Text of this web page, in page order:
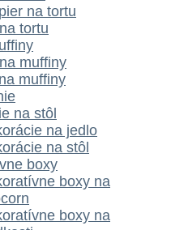
na tortu
tortu
muffiny
muffiny
na stôl
na jedlo
na stôl
boxy
boxy na
boxy na